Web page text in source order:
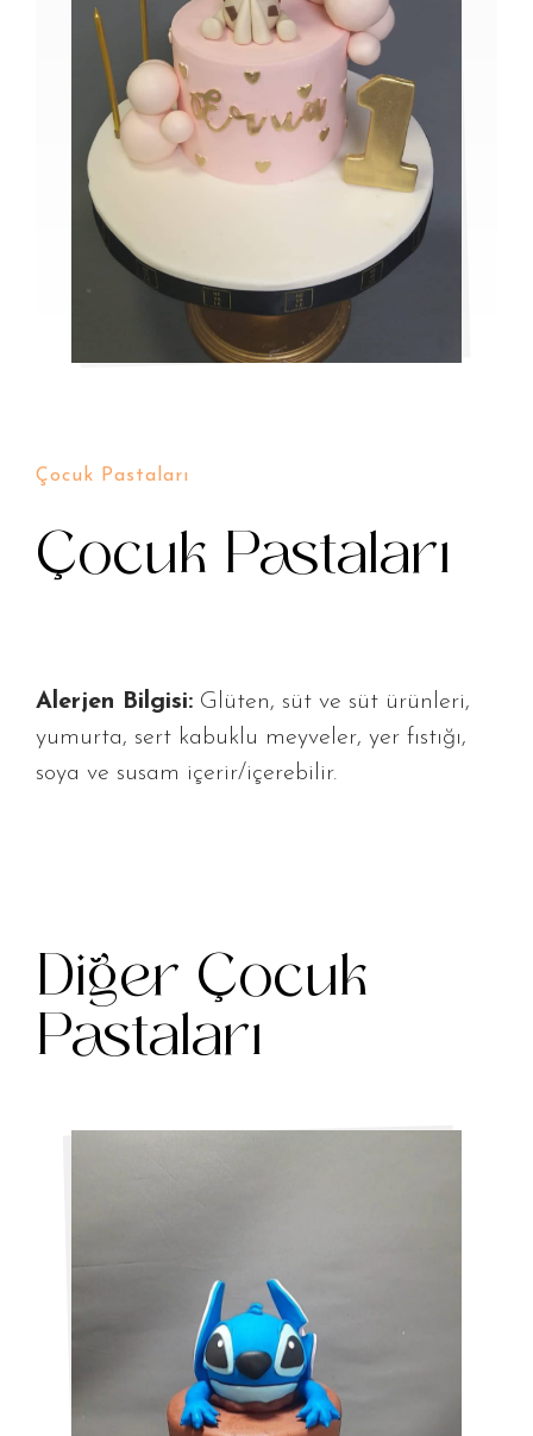
Çocuk Pastaları
Çocuk Pastaları
Alerjen Bilgisi: Glüten, süt ve süt ürünleri,
yumurta, sert kabuklu meyveler, yer fıstığı,
soya ve susam içerir/içerebilir.
Diğer Çocuk
Pastaları